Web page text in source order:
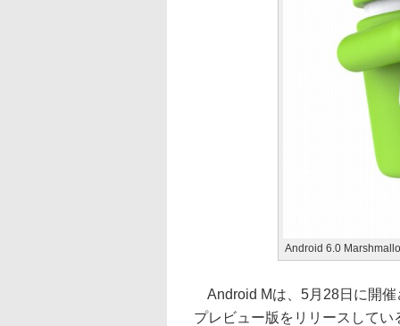
Android 6.0
Android Mは、5月28日に開催
プレビュー版をリリースして